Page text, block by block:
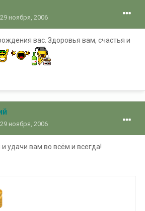
29 ноября, 2006
вас. Здоровья вам, счастья и
29 ноября, 2006
удачи вам во всём и всегда!